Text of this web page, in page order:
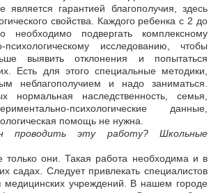
является гарантией благополучия, здесь
свойства. Каждого ребенка с 2 до
необходимо подвергать комплексному
психологическому исследованию, чтобы
выявить отклонения и попытаться
Есть для этого специальные методики,
неблагополучием и надо заниматься.
нормальная наследственность, семья,
психологические данные,
помощь не нужна.
эту работу? Школьные
они. Такая работа необходима и в
садах. Следует привлекать специалистов
медицинских учреждений. В нашем городе